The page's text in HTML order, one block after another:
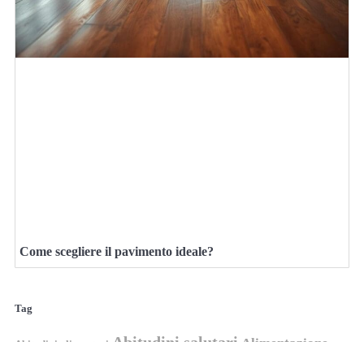
Come scegliere il pavimento ideale?
Tag